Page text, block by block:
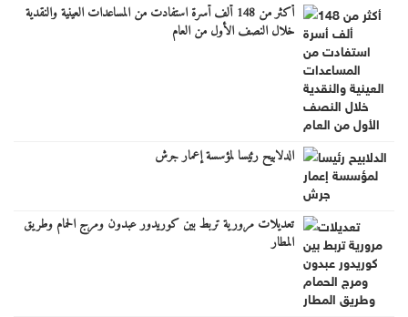
أكثر من 148 ألف أسرة استفادت من المساعدات العينية والنقدية
خلال النصف الأول من العام
الدلابيح رئيسا لمؤسسة إعمار جرش
تعديلات مرورية تربط بين كوريدور عبدون ومرج الحمام وطريق
المطار